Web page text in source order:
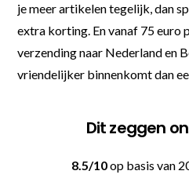
je meer artikelen tegelijk, dan
extra korting. En vanaf 75 euro
verzending naar Nederland en
vriendelijker binnenkomt dan
Dit zeggen
8.5/10op basis van